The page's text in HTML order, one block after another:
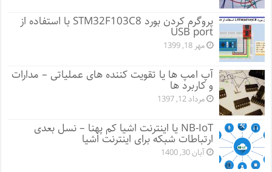
پروگرم کردن بورد STM32F103C8 با استفاده از
USB port
مهر 18, 1399
آپ امپ ها یا تقویت کننده های عملیاتی – مدارات
و کاربرد ها
مرداد 12, 1397
NB-IoT یا اینترنت اشیا کم پهنا – نسل بعدی
ارتباطات شبکه برای اینترنت اشیا
آبان 30, 1400